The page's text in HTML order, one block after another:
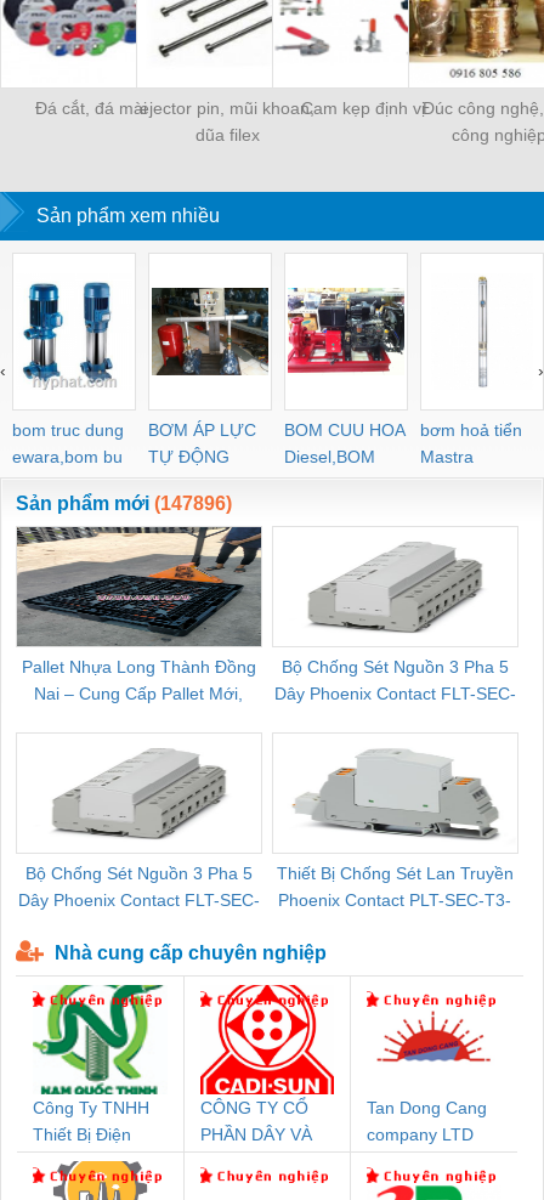
Đá cắt, đá màiejector pin, mũi khoan,
dũa filex
Cam kẹp định vịĐúc công
công
Sản phẩm xem nhiều
bom truc dung
ewara,bom bu
ewara
BƠM ÁP LỰC
TỰ ĐỘNG
BOM CUU HOA
Diesel,BOM
CHUA CHAY
bơm hoả tiển
Mastra
‹ ›
Sản phẩm mới (147896)
Pallet Nhựa Long Thành Đồng
Nai – Cung Cấp Pallet Mới,
Bộ Chống Sét Nguồn 3 Pha 5
Dây Phoenix Contact FLT-SEC-
Bộ Chống Sét Nguồn 3 Pha 5
Dây Phoenix Contact FLT-SEC-
Thiết Bị Chống Sét Lan Truyền
Phoenix Contact PLT-SEC-T3-
Nhà cung cấp chuyên nghiệp
Công Ty TNHH
Thiết Bị Điện
Nam Quốc Thịnh
CÔNG TY CỔ
PHẦN DÂY VÀ
THƯỢNG ĐÌNH
Tan Dong Cang
company LTD